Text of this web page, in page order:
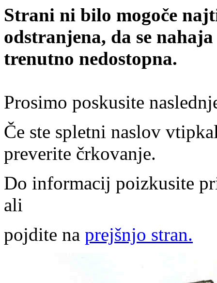
Strani ni bilo mogoče
odstranjena, da se
trenutno nedostopna.
Prosimo poskusite
Če ste spletni naslov
preverite črkovanje.
Do informacij poizkusite
ali
pojdite na prejšnjo stran.